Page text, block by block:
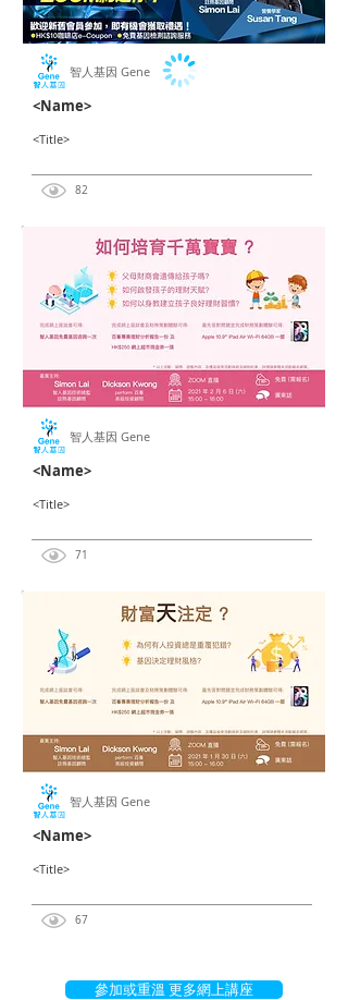
智人基因 Gene
<Name>
<Title>
82
智人基因 Gene
<Name>
<Title>
71
智人基因 Gene
<Name>
<Title>
67
參加或重溫 更多網上講座